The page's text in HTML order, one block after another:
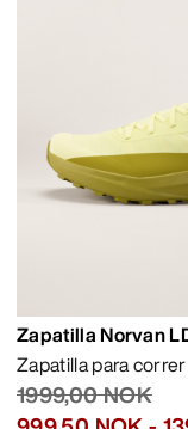
Zapatilla Norvan
Zapatilla para
1999,00 NOK